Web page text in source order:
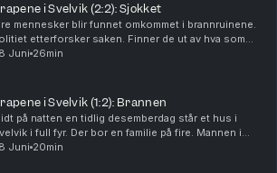
i Svelvik (2:2): Sjokket
mennesker blir funnet omkommet i brannruinene.
etterforsker saken. Finner de ut av hva som
skjedd? Og hvorfor? Ansvarlig redaktør Gard
Juni 26min
i Svelvik (1:2): Brannen
på natten en tidlig desemberdag står et hus i
i full fyr. Der bor en familie på fire. Mannen i
er brannmann. Hva har skjedd? Ansvarlig
Juni 20min